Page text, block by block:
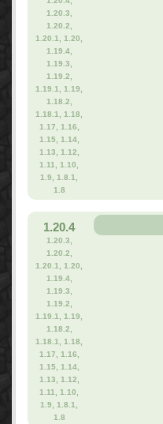
1.20.3,
1.20.2,
1.20.1, 1.20,
1.19.4,
1.19.3,
1.19.2,
1.19.1, 1.19,
1.18.2,
1.18.1, 1.18,
1.17, 1.16,
1.15, 1.14,
1.13, 1.12,
1.11, 1.10,
1.9, 1.8.1,
1.8
1.20.4
1.20.3,
1.20.2,
1.20.1, 1.20,
1.19.4,
1.19.3,
1.19.2,
1.19.1, 1.19,
1.18.2,
1.18.1, 1.18,
1.17, 1.16,
1.15, 1.14,
1.13, 1.12,
1.11, 1.10,
1.9, 1.8.1,
1.8